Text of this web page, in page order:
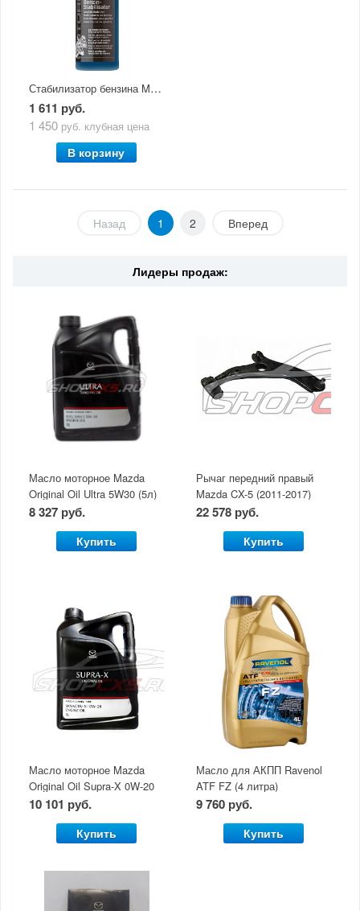
Стабилизатор бензина Motorbike Benzin Stabilisator (0,25) 3041
1 611 руб.
1 450 руб. клубная цена
В корзину
Назад 1 2 Вперед
Лидеры продаж:
Масло моторное Mazda
Original Oil Ultra 5W30 (5л)
8 327 руб.
Купить
Рычаг передний правый
Mazda CX-5 (2011-2017)
22 578 руб.
Купить
Масло моторное Mazda
Original Oil Supra-X 0W-20
(5 л)
10 101 руб.
Купить
Масло для АКПП Ravenol
ATF FZ (4 литра)
9 760 руб.
Купить